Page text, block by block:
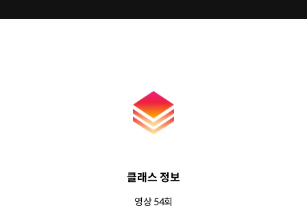
클래스 정보
영상 54회